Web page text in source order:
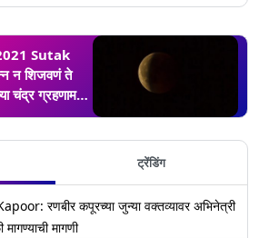
Sutak
न शिजवणं ते
चंद्र ग्रहणामध्ये
ट्रेंडिंग
रणबीर कपूरच्या जुन्या वक्तव्यावर अभिनेत्री
मागणी